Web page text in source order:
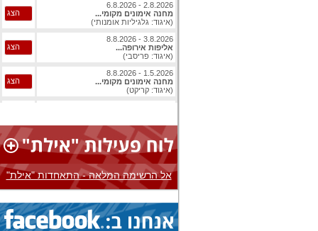
2.8.2026 - 6.8.2026
מחנה אימונים מקומי...
(איגוד: גלגיליות אומנותי)
הצג
3.8.2026 - 8.8.2026
אליפות אירופה...
(איגוד: פריסבי)
הצג
1.5.2026 - 8.8.2026
מחנה אימונים מקומי...
(איגוד: קריקט)
הצג
(איגוד: ג'יו ג'יטסו)
1.8.2026 - 8.8.2026
אליפות עולם...
(איגוד: ג'יו ג'יטסו)
הצג
3.8.2026 - 8.8.2026
אליפות אירופה...
(איגוד: בייסבול)
הצג
1.8.2026 - 9.8.2026
אליפות עולם...
(איגוד: ג'יו ג'יטסו)
הצג
אל הרשימה המלאה - התאחדות "אילת"